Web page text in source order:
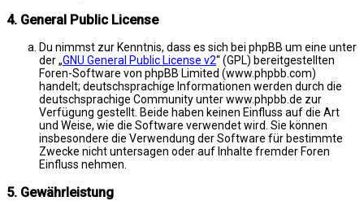
4. General Public License
Du nimmst zur Kenntnis, dass es sich bei phpBB um eine unter
der „GNU General Public License v2“ (GPL) bereitgestellten
Foren-Software von phpBB Limited (www.phpbb.com)
handelt; deutschsprachige Informationen werden durch die
deutschsprachige Community unter www.phpbb.de zur
Verfügung gestellt. Beide haben keinen Einfluss auf die Art
und Weise, wie die Software verwendet wird. Sie können
insbesondere die Verwendung der Software für bestimmte
Zwecke nicht untersagen oder auf Inhalte fremder Foren
Einfluss nehmen.
5. Gewährleistung